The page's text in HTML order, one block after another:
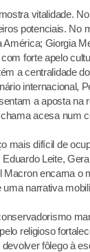
vitalidade.
potenciais. No
Giorgia
forte apelo
a centralidade
internacional,
a aposta na
acesa num
mais difícil de
Leite,
encarna o
narrativa
religioso
fôlego à